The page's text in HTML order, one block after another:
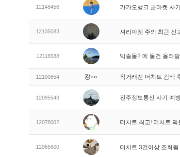
12148456 카카오뱅크 골마켓 사
12135083 셔리마켓 주의 최근 신
12118588 빅솔몰? 에 물건 올라
12100654 강○○ 직거래전 더치트 검색
12095543 진주정보통신 사기 예
12078002 더치트 최고! 더치트
12065600 더치트 3건이상 조회